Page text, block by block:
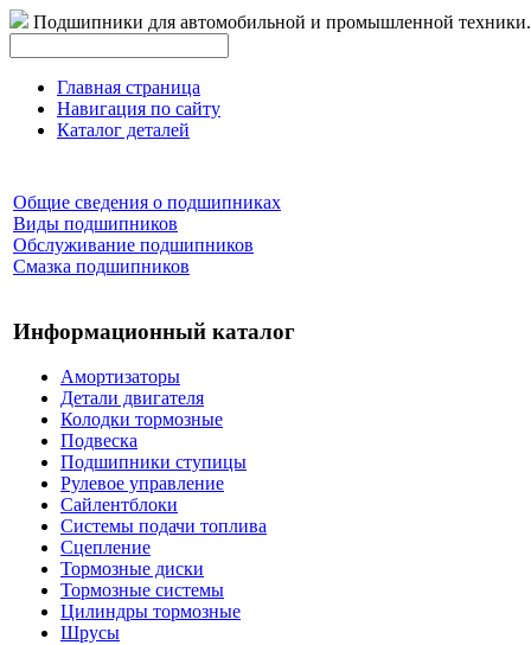
Подшипники для автомобильной и промышленной техники.
Главная страница
Навигация по сайту
Каталог деталей
Общие сведения о подшипниках
Виды подшипников
Обслуживание подшипников
Смазка подшипников
Информационный каталог
Амортизаторы
Детали двигателя
Колодки тормозные
Подвеска
Подшипники ступицы
Рулевое управление
Сайлентблоки
Системы подачи топлива
Сцепление
Тормозные диски
Тормозные системы
Цилиндры тормозные
Шрусы